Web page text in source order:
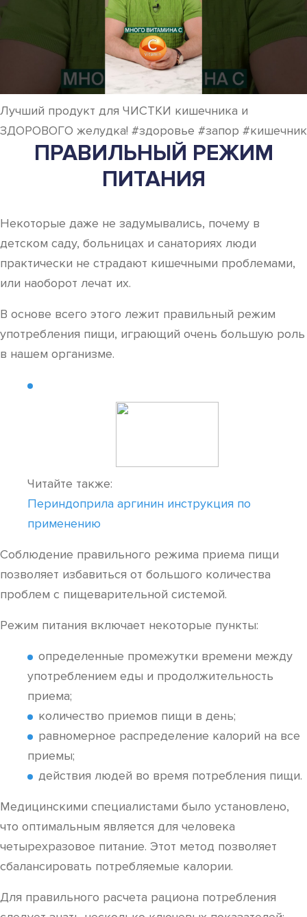
Лучший продукт для ЧИСТКИ кишечника и
ЗДОРОВОГО желудка! #здоровье #запор #кишечник
ПРАВИЛЬНЫЙ РЕЖИМ
ПИТАНИЯ
Некоторые даже не задумывались, почему в
детском саду, больницах и санаториях люди
практически не страдают кишечными проблемами,
или наоборот лечат их.
В основе всего этого лежит правильный режим
употребления пищи, играющий очень большую роль
в нашем организме.
Читайте также:
Периндоприла аргинин инструкция по
применению
Соблюдение правильного режима приема пищи
позволяет избавиться от большого количества
проблем с пищеварительной системой.
Режим питания включает некоторые пункты:
определенные промежутки времени между
употреблением еды и продолжительность
приема;
количество приемов пищи в день;
равномерное распределение калорий на все
приемы;
действия людей во время потребления пищи.
Медицинскими специалистами было установлено,
что оптимальным является для человека
четырехразовое питание. Этот метод позволяет
сбалансировать потребляемые калории.
Для правильного расчета рациона потребления